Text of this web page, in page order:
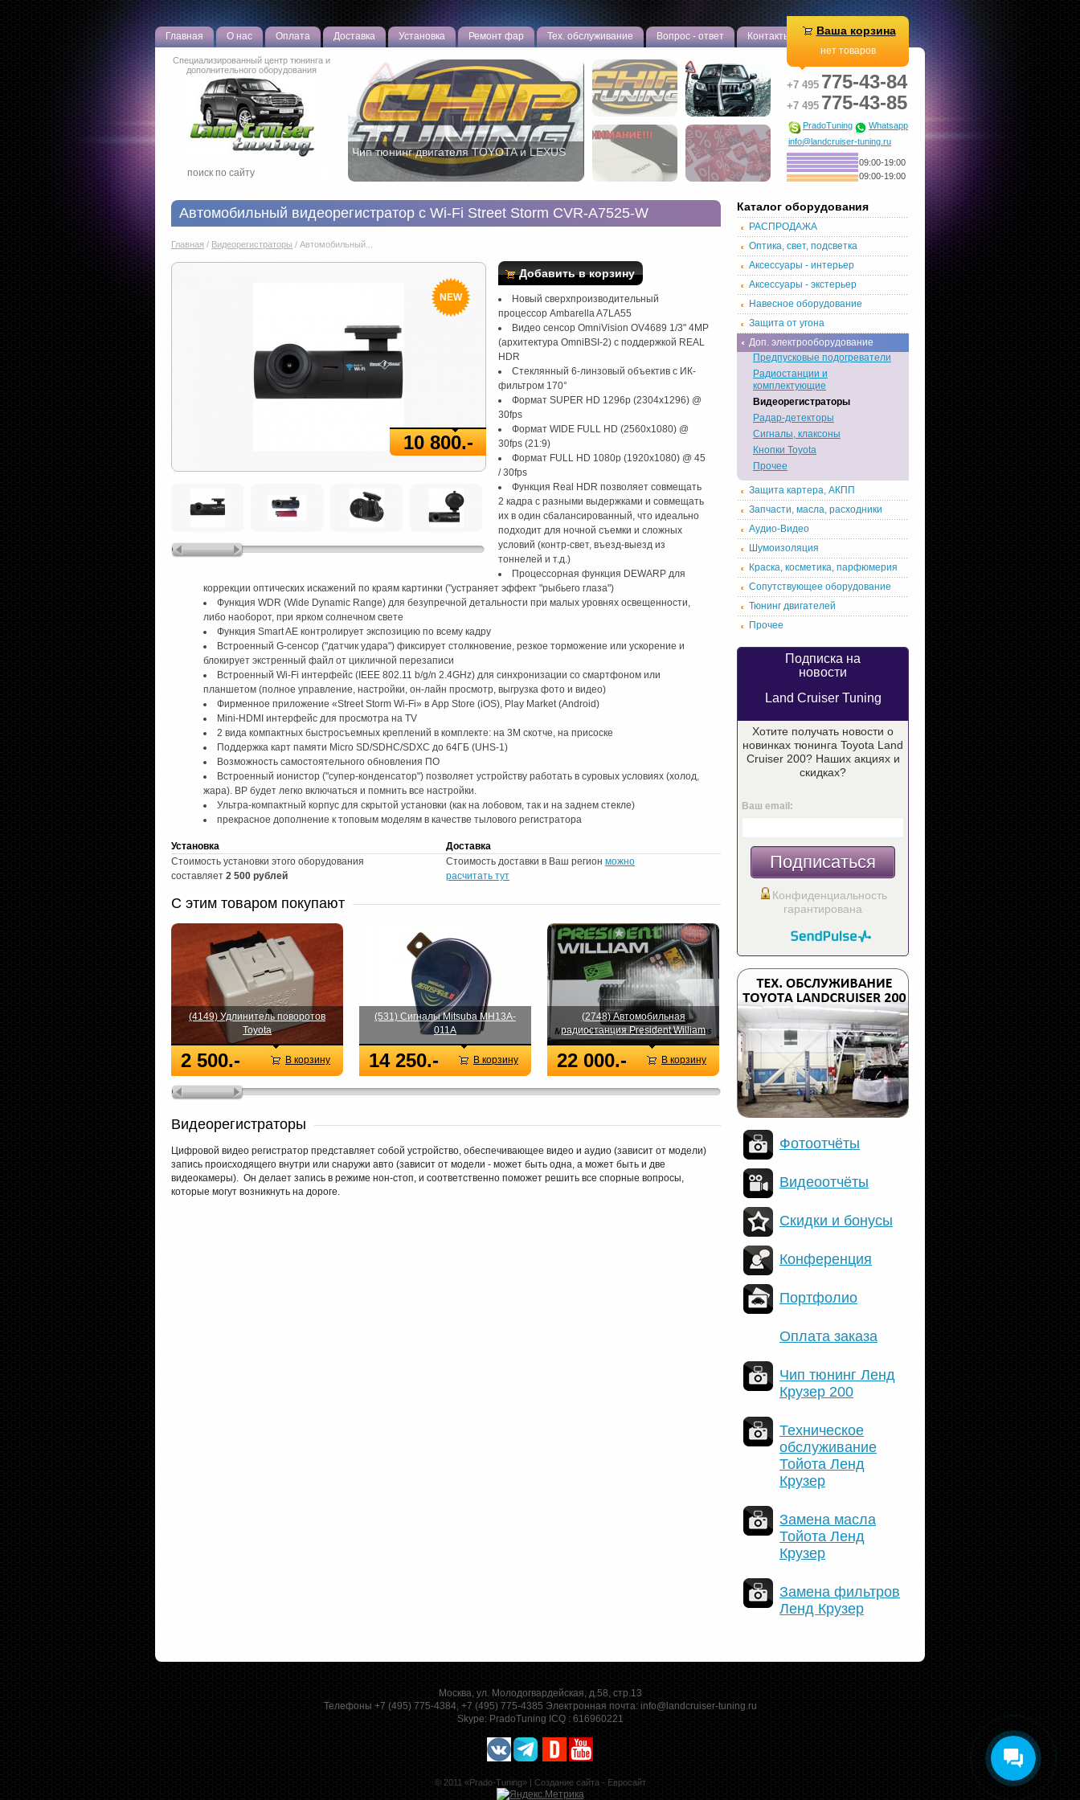
Главная О нас Оплата Доставка Установка Ремонт фар Тех. обслуживание Вопрос - ответ Контакты
Специализированный центр тюнинга и
дополнительного оборудования
Антигравийная защита кузова
Ваша корзина
нет товаров
+7 495 775-43-84
+7 495 775-43-85
PradoTuning
Whatsapp
info@landcruiser-tuning.ru
09:00-19:00
09:00-19:00
Автомобильный видеорегистратор c Wi-Fi Street Storm CVR-A7525-W
Главная / Видеорегистраторы / Автомобильный...
10 800.-
NEW
Добавить в корзину
Новый сверхпроизводительный
процессор Ambarella A7LA55
Видео сенсор OmniVision OV4689 1/3" 4MP
(архитектура OmniBSI-2) с поддержкой REAL
HDR
Стеклянный 6-линзовый объектив с ИК-
фильтром 170°
Формат SUPER HD 1296p (2304x1296) @
30fps
Формат WIDE FULL HD (2560x1080) @
30fps (21:9)
Формат FULL HD 1080p (1920x1080) @ 45
/ 30fps
Функция Real HDR позволяет совмещать
2 кадра с разными выдержками и совмещать
их в один сбалансированный, что идеально
подходит для ночной съемки и сложных
условий (контр-свет, въезд-выезд из
тоннелей и т.д.)
Процессорная функция DEWARP для
коррекции оптических искажений по краям картинки ("устраняет эффект "рыбьего глаза")
Функция WDR (Wide Dynamic Range) для безупречной детальности при малых уровнях освещенности,
либо наоборот, при ярком солнечном свете
Функция Smart AE контролирует экспозицию по всему кадру
Встроенный G-сенсор ("датчик удара") фиксирует столкновение, резкое торможение или ускорение и
блокирует экстренный файл от цикличной перезаписи
Встроенный Wi-Fi интерфейс (IEEE 802.11 b/g/n 2.4GHz) для синхронизации со смартфоном или
планшетом (полное управление, настройки, он-лайн просмотр, выгрузка фото и видео)
Фирменное приложение «Street Storm Wi-Fi» в App Store (iOS), Play Market (Android)
Mini-HDMI интерфейс для просмотра на TV
2 вида компактных быстросъемных креплений в комплекте: на 3М скотче, на присоске
Поддержка карт памяти Micro SD/SDHC/SDXC до 64ГБ (UHS-1)
Возможность самостоятельного обновления ПО
Встроенный ионистор ("супер-конденсатор") позволяет устройству работать в суровых условиях (холод,
жара). ВР будет легко включаться и помнить все настройки.
Ультра-компактный корпус для скрытой установки (как на лобовом, так и на заднем стекле)
прекрасное дополнение к топовым моделям в качестве тылового регистратора
Установка
Доставка
Стоимость установки этого оборудования
составляет 2 500 рублей
Стоимость доставки в Ваш регион можно
расчитать тут
С этим товаром покупают
(4149) Удлинитель поворотов
Toyota
2 500.- В корзину
(531) Сигналы Mitsuba MH13A-
011A
14 250.- В корзину
(2748) Автомобильная
радиостанция President William
22 000.- В корзину
(4296) Блок "Комфорт" 3 в 1
(закрытие окон, Ц.З.,
складывание зеркал)
3 000.- В корзину
Видеорегистраторы
Цифровой видео регистратор представляет собой устройство, обеспечивающее видео и аудио (зависит от модели)
запись происходящего внутри или снаружи авто (зависит от модели - может быть одна, а может быть и две
видеокамеры). Он делает запись в режиме нон-стоп, и соответственно поможет решить все спорные вопросы,
которые могут возникнуть на дороге.
Каталог оборудования
РАСПРОДАЖА
Оптика, свет, подсветка
Аксессуары - интерьер
Аксессуары - экстерьер
Навесное оборудование
Защита от угона
Доп. электрооборудование
Предпусковые подогреватели
Радиостанции и
комплектующие
Видеорегистраторы
Радар-детекторы
Сигналы, клаксоны
Кнопки Toyota
Прочее
Защита картера, АКПП
Запчасти, масла, расходники
Аудио-Видео
Шумоизоляция
Краска, косметика, парфюмерия
Сопутствующее оборудование
Тюнинг двигателей
Прочее
Подписка на
новости
Land Cruiser Tuning
Хотите получать новости о
новинках тюнинга Toyota Land
Cruiser 200? Наших акциях и
скидках?
Ваш email:
Подписаться
Конфиденциальность
гарантирована
Фотоотчёты
Видеоотчёты
Скидки и бонусы
Конференция
Портфолио
Оплата заказа
Чип тюнинг Ленд
Крузер 200
Техническое
обслуживание
Тойота Ленд
Крузер
Замена масла
Тойота Ленд
Крузер
Замена фильтров
Ленд Крузер
Москва, ул. Молодогвардейская, д.58, стр.13
Телефоны +7 (495) 775-4384, +7 (495) 775-4385 Электронная почта: info@landcruiser-tuning.ru
Skype: PradoTuning ICQ : 616960221
© 2011 «Prado-Tuning» | Создание сайта - Евросайт